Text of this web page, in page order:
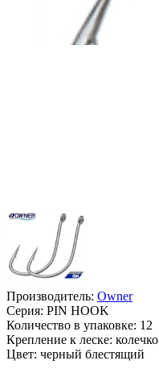
Производитель: Owner
Серия: PIN HOOK
Количество в упаковке: 12
Крепление к леске: колечко
Цвет: черный блестящий